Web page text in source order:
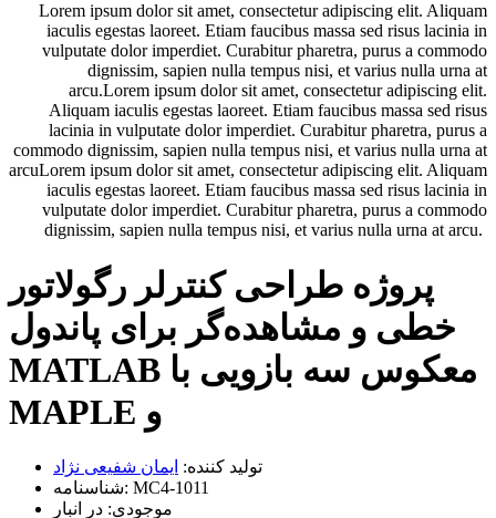
Lorem ipsum dolor sit amet, consectetur adipiscing elit. Aliquam
iaculis egestas laoreet. Etiam faucibus massa sed risus lacinia in
vulputate dolor imperdiet. Curabitur pharetra, purus a commodo
dignissim, sapien nulla tempus nisi, et varius nulla urna at
arcu.Lorem ipsum dolor sit amet, consectetur adipiscing elit.
Aliquam iaculis egestas laoreet. Etiam faucibus massa sed risus
lacinia in vulputate dolor imperdiet. Curabitur pharetra, purus a
commodo dignissim, sapien nulla tempus nisi, et varius nulla urna at
arcuLorem ipsum dolor sit amet, consectetur adipiscing elit. Aliquam
iaculis egestas laoreet. Etiam faucibus massa sed risus lacinia in
vulputate dolor imperdiet. Curabitur pharetra, purus a commodo
dignissim, sapien nulla tempus nisi, et varius nulla urna at arcu.
پروژه طراحی کنترلر رگولاتور
خطی و مشاهده‌گر‫ برای پاندول
معکوس سه بازویی با MATLAB
و MAPLE
تولید کننده: ايمان شفيعی نژاد
شناسنامه: MC4-1011
موجودی: در انبار